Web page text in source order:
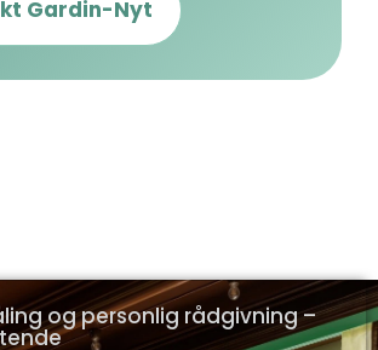
Gardin-Nyt
og personlig rådgivning –